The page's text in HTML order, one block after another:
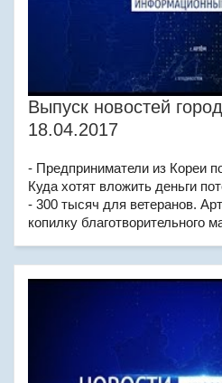
Выпуск новостей
18.04.2017
- Предприниматели из Кореи
Куда хотят вложить деньги
- 300 тысяч для ветеранов.
копилку благотворительного